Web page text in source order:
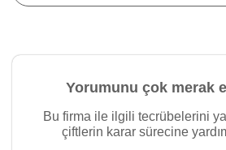
Yorumunu çok merak
Bu firma ile ilgili tecrübelerini
çiftlerin karar sürecine